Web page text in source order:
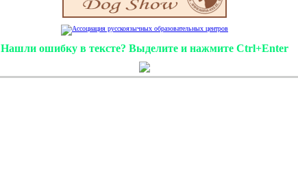
Нашли ошибку в тексте? Выделите и нажмите Ctrl+Enter